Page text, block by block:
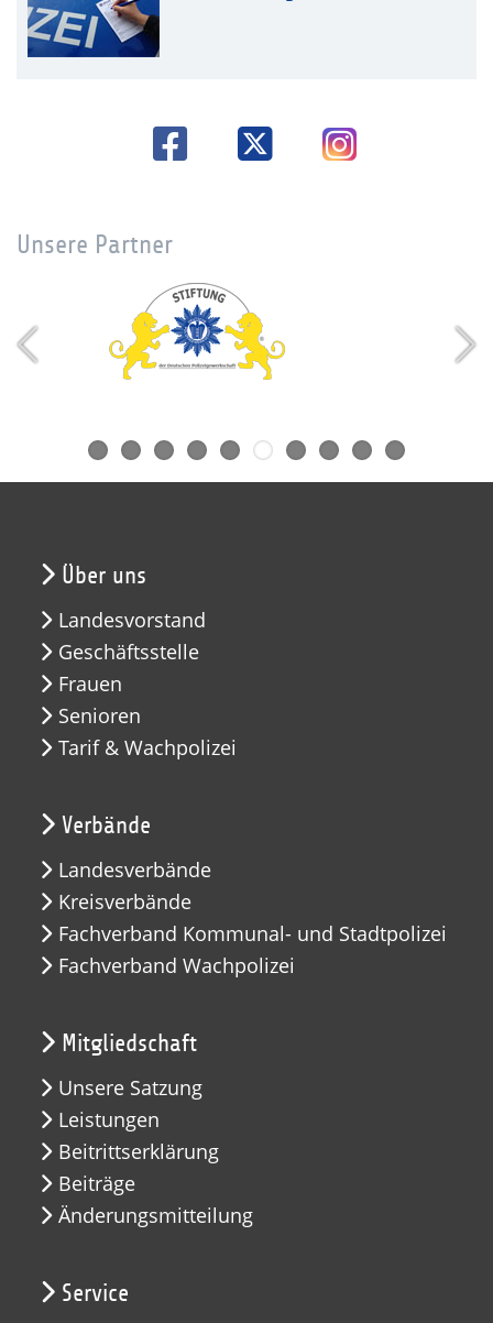
Unsere Partner
Über uns
Landesvorstand
Geschäftsstelle
Frauen
Senioren
Tarif & Wachpolizei
Verbände
Landesverbände
Kreisverbände
Fachverband Kommunal- und Stadtpolizei
Fachverband Wachpolizei
Mitgliedschaft
Unsere Satzung
Leistungen
Beitrittserklärung
Beiträge
Änderungsmitteilung
Service